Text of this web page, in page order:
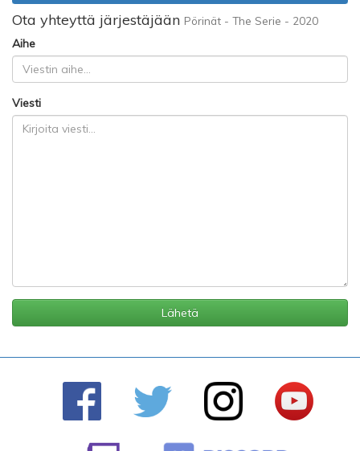
Ota yhteyttä järjestäjään Pörinät - The Serie - 2020
Aihe
Viesti
Lähetä